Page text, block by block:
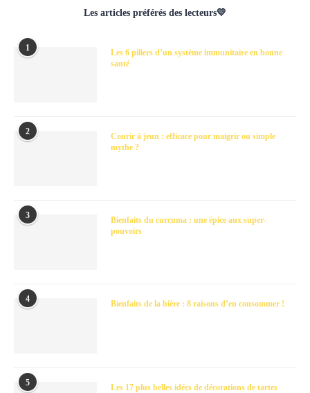
Les articles préférés des lecteurs💛
1
Les 6 piliers d’un système immunitaire en bonne
santé
2
Courir à jeun : efficace pour maigrir ou simple
mythe ?
3
Bienfaits du curcuma : une épice aux super-
pouvoirs
4 Bienfaits de la bière : 8 raisons d’en consommer !
5 Les 17 plus belles idées de décorations de tartes